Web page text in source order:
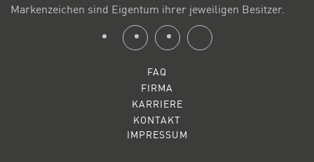
Markenzeichen sind Eigentum ihrer jeweiligen Besitzer.
FAQ
FIRMA
KARRIERE
KONTAKT
IMPRESSUM